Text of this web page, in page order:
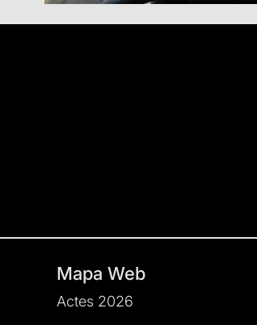
Mapa Web
Actes 2026